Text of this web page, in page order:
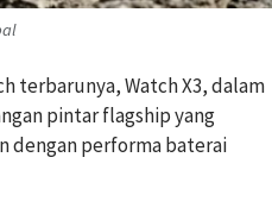
terbarunya, Watch X3, dalam
pintar flagship yang
dengan performa baterai